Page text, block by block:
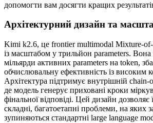
допомогти вам досягти кращих
Архітектурний дизайн та
Kimi k2.6, це frontier multimodal Mixture-
із масштабом у трильйон parameters. Вона
мільярди активних parameters на token,
обчислювальну ефективність із високим
Архітектура підтримує внутрішній
де модель генерує приховані кроки
фінальної відповіді. Цей дизайн дозволяє
складні, багатоетапні проблеми, на яких
зупиняються стандартні large language